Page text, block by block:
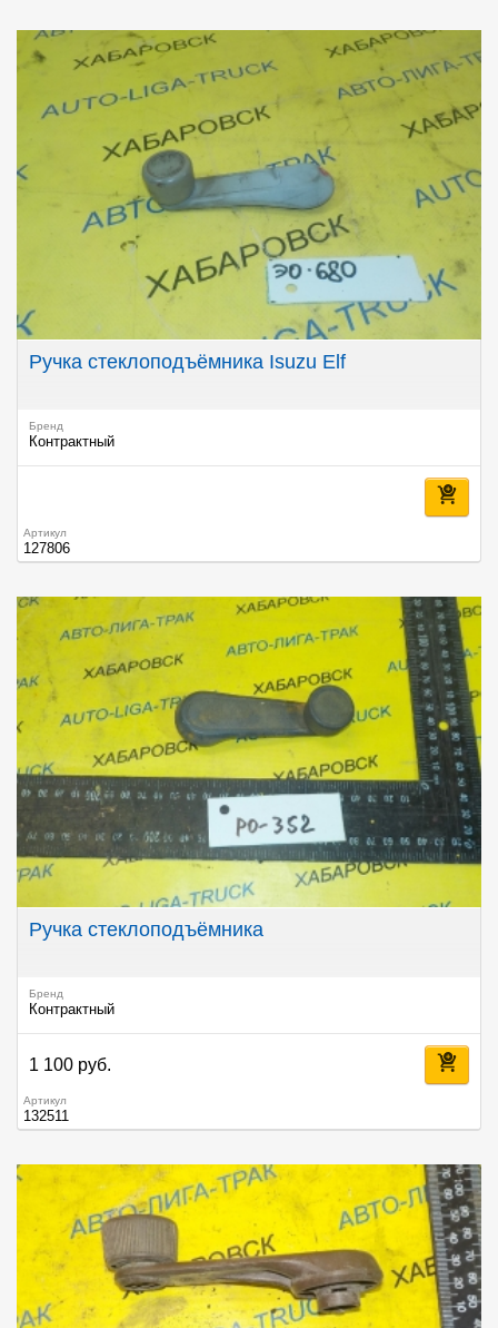
Ручка стеклоподъёмника Isuzu Elf
Бренд
Контрактный
Артикул
127806
Ручка стеклоподъёмника
Бренд
Контрактный
1 100 руб.
Артикул
132511